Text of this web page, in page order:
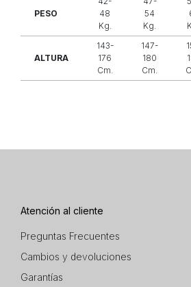
PESO
48
Kg.
54
Kg.
ALTURA
143-
176
Cm.
147-
180
Cm.
Atención al cliente
Preguntas Frecuentes
Cambios y devoluciones
Garantías